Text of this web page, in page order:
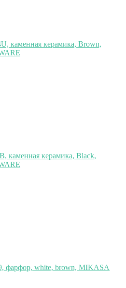
каменная керамика, Brown,
каменная керамика, Black,
фарфор, white, brown, MIKASA